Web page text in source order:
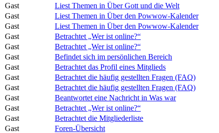
Gast
Liest Themen in Über Gott und die Welt
Gast
Liest Themen in Über den Powwow-Kalender
Gast
Liest Themen in Über den Powwow-Kalender
Gast
Betrachtet „Wer ist online?“
Gast
Betrachtet „Wer ist online?“
Gast
Befindet sich im persönlichen Bereich
Gast
Betrachtet das Profil eines Mitglieds
Gast
Betrachtet die häufig gestellten Fragen (FAQ)
Gast
Betrachtet die häufig gestellten Fragen (FAQ)
Gast
Beantwortet eine Nachricht in Was war
Gast
Betrachtet „Wer ist online?“
Gast
Betrachtet die Mitgliederliste
Gast
Foren-Übersicht